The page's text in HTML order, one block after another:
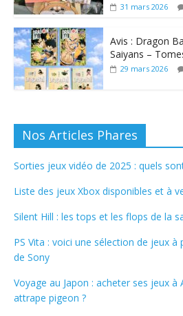
31 mars 2026
Avis : Dragon
Saiyans –
29 mars 2026
Nos Articles Phares
Sorties jeux vidéo de 2025 : quels
Liste des jeux Xbox disponibles et à
Silent Hill : les tops et les flops de la
PS Vita : voici une sélection de jeux
de Sony
Voyage au Japon : acheter ses jeux à
attrape pigeon ?